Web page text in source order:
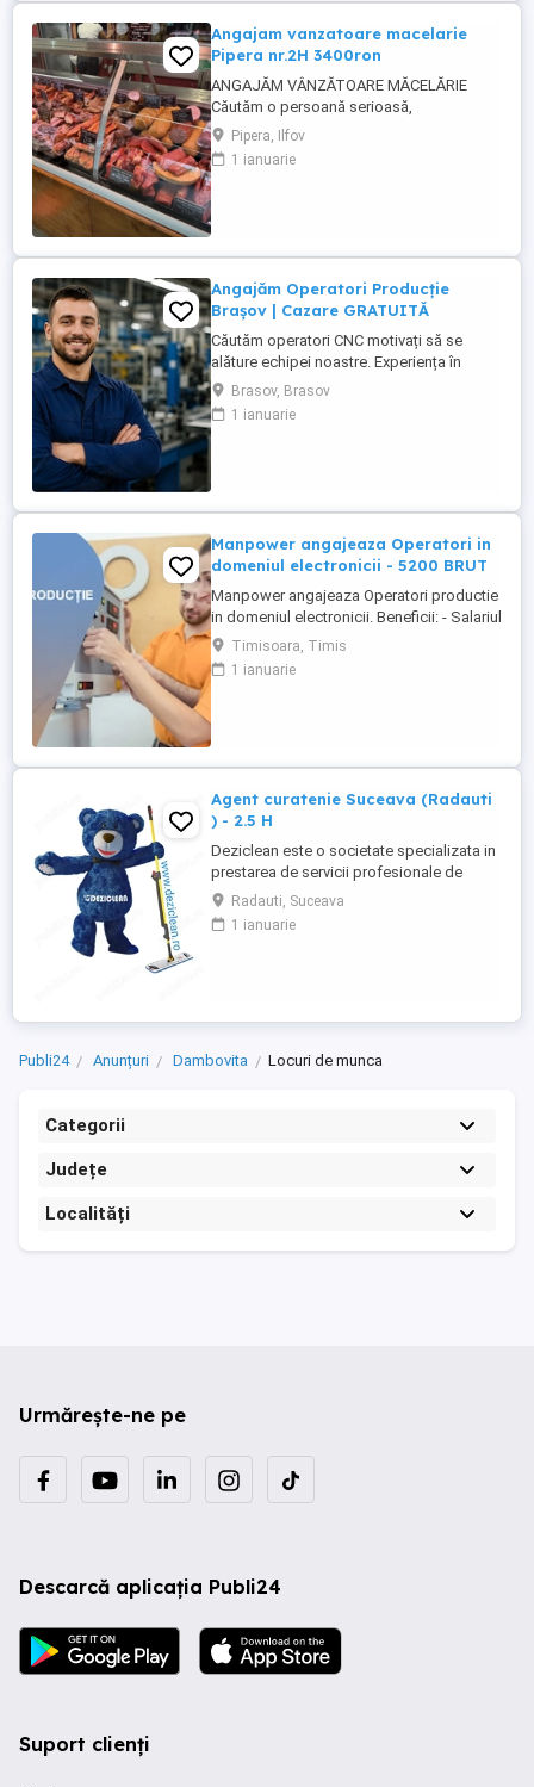
Angajam vanzatoare macelarie
Pipera nr.2H 3400ron
ANGAJĂM VÂNZĂTOARE MĂCELĂRIE
Căutăm o persoană serioasă,
responsabilă și amabilă pentru postul de
vânzătoare într-o măcelărie modernă.
Cerințe: Experiență în domeniul vânzărilor
Rapiditate, ...
Pipera, Ilfov
1 ianuarie
Angajăm Operatori Producție
Brașov | Cazare GRATUITĂ
Căutăm operatori CNC motivați să se
alăture echipei noastre. Experiența în
domeniu reprezintă un avantaj. Oferim:
Cazare GRATUITĂ în apartamente complet
utilate; Pachet salarial atractiv; Transport
Brasov, Brasov
1 ianuarie
Manpower angajeaza Operatori in
domeniul electronicii - 5200 BRUT
Manpower angajeaza Operatori productie
in domeniul electronicii. Beneficii: - Salariul
- 5200 (in functie de experienta in
domeniul electronicii); - Tichete de masa
de 35 de lei zi lucratoare; - Mediu de lucru
Timisoara, Timis
1 ianuarie
Agent curatenie Suceava (Radauti
) - 2.5 H
Deziclean este o societate specializata in
prestarea de servicii profesionale de
curatenie. Compania noastra asigura
servicii de curatenie in aproape toate
orasele mari din România. Angajam agenti
Radauti, Suceava
1 ianuarie
Publi24 Anunțuri Dambovita Locuri de munca
Categorii
Județe
Localități
Urmărește-ne pe
Descarcă aplicația Publi24
Suport clienți